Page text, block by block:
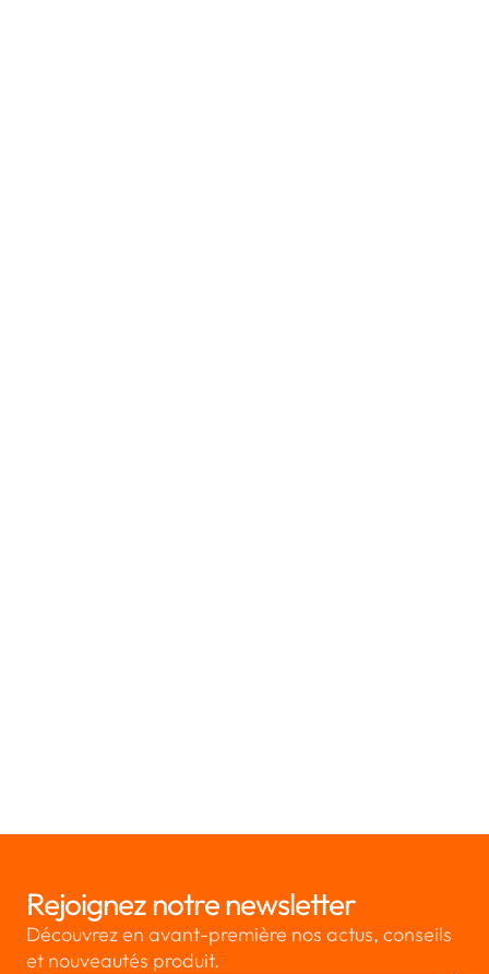
Rejoignez notre newsletter
Découvrez en avant-première nos actus, conseils
et nouveautés produit.